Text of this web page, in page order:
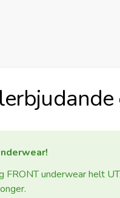
FRONT underwear helt